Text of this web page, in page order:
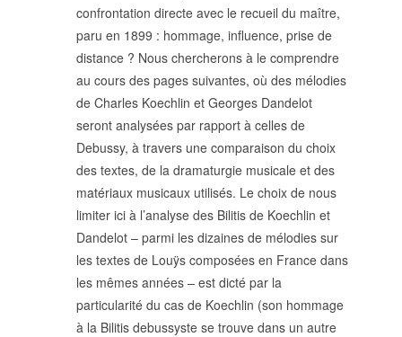
COMITÉ DE LECTURE
SOUMISSION
PROCHAINS NUMÉROS
INDEXATION
INFORMATIONS
MENTIONS LÉGALES,
CRÉDITS & CGU
NOUS CONTACTER
confrontation directe avec le recueil du maître,
paru en 1899 : hommage, influence, prise de
distance ? Nous chercherons à le comprendre
au cours des pages suivantes, où des mélodies
de Charles Koechlin et Georges Dandelot
seront analysées par rapport à celles de
Debussy, à travers une comparaison du choix
des textes, de la dramaturgie musicale et des
matériaux musicaux utilisés. Le choix de nous
limiter ici à l’analyse des Bilitis de Koechlin et
Dandelot – parmi les dizaines de mélodies sur
les textes de Louÿs composées en France dans
les mêmes années – est dicté par la
particularité du cas de Koechlin (son hommage
à la Bilitis debussyste se trouve dans un autre